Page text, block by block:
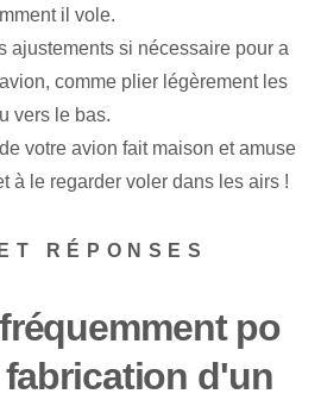
il vole.
ajustements si nécessaire pour a
comme plier légèrement les
vers le bas.
votre avion fait maison et amuse
à le regarder voler dans les airs !
RÉPONSES
po
d'un